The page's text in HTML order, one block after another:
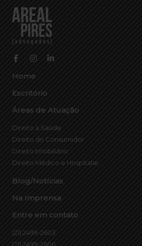
Home
Escritório
Áreas de Atuação
Direito à Saúde
Direito do Consumidor
Direito Imobiliário
Direito Médico e Hospitalar
Blog/Notícias
Na Imprensa
Entre em contato
(21) 2499-2603
(21) 2499-2606